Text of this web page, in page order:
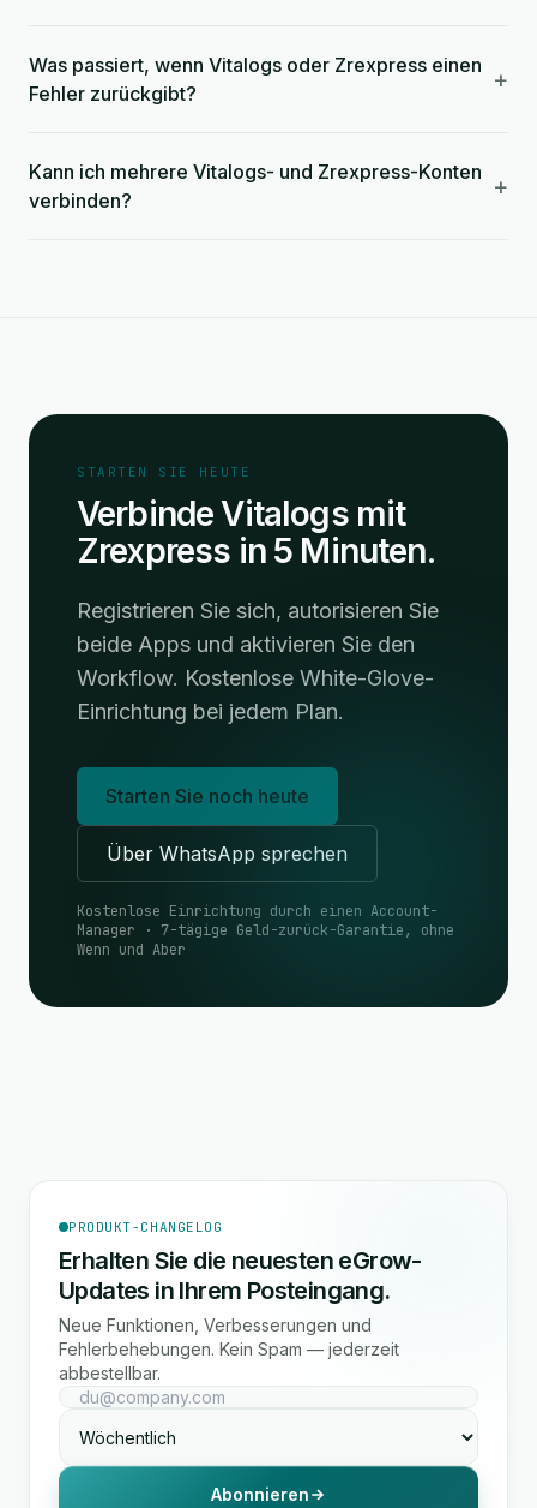
Was passiert, wenn Vitalogs oder Zrexpress einen
Fehler zurückgibt?
+
Kann ich mehrere Vitalogs- und Zrexpress-Konten
verbinden?
+
STARTEN SIE HEUTE
Verbinde Vitalogs mit
Zrexpress in 5 Minuten.
Registrieren Sie sich, autorisieren Sie
beide Apps und aktivieren Sie den
Workflow. Kostenlose White-Glove-
Einrichtung bei jedem Plan.
Starten Sie noch heute
Über WhatsApp sprechen
Kostenlose Einrichtung durch einen Account-
Manager · 7-tägige Geld-zurück-Garantie, ohne
Wenn und Aber
PRODUKT-CHANGELOG
Erhalten Sie die neuesten eGrow-
Updates in Ihrem Posteingang.
Neue Funktionen, Verbesserungen und
Fehlerbehebungen. Kein Spam — jederzeit
abbestellbar.
Abonnieren